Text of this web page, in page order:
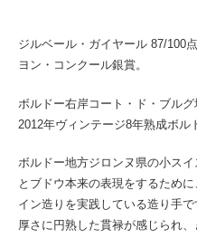
ジルベール・ガイヤール 87/100
ヨン・コンクール銀賞。
ボルドー右岸コート・ド・ブル
2012年ヴィンテージ8年熟成ボル
ボルドー地方ジロンヌ県の小ス
とブドウ本来の表現をするため
イン造りを実践している造り手
厚さに円熟した貫禄が感じられ